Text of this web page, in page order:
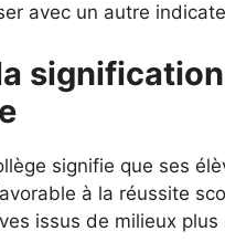
avec un autre
signifie que ses
à la réussite
issus de milieux